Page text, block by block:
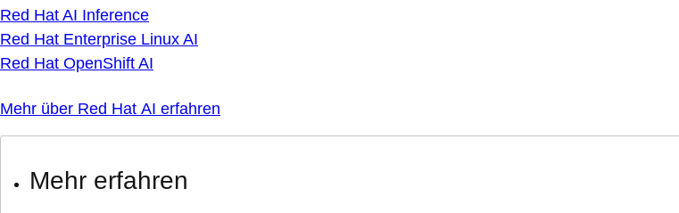
Red Hat AI Inference
Red Hat Enterprise Linux AI
Red Hat OpenShift AI
Mehr über Red Hat AI erfahren
Mehr erfahren